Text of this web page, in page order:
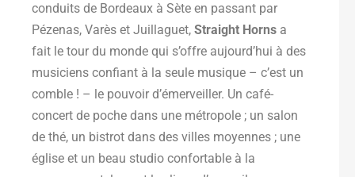
conduits de Bordeaux à Sète en passant par
Pézenas, Varès et Juillaguet, Straight Horns a
fait le tour du monde qui s’offre aujourd’hui à des
musiciens confiant à la seule musique – c’est un
comble ! – le pouvoir d’émerveiller. Un café-
concert de poche dans une métropole ; un salon
de thé, un bistrot dans des villes moyennes ; une
église et un beau studio confortable à la